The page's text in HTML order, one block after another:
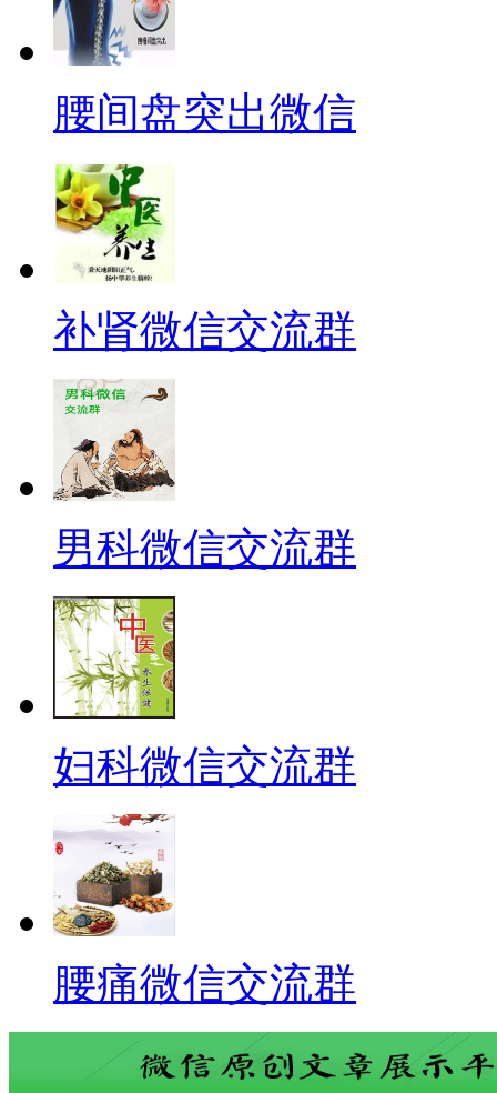
腰间盘突出微信
补肾微信交流群
男科微信交流群
妇科微信交流群
腰痛微信交流群